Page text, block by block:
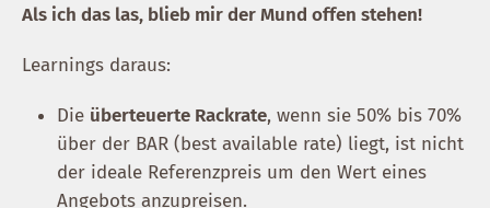
Als ich das las, blieb mir der Mund offen stehen!
Learnings daraus:
Die überteuerte Rackrate, wenn sie 50% bis 70%
über der BAR (best available rate) liegt, ist nicht
der ideale Referenzpreis um den Wert eines
Angebots anzupreisen.